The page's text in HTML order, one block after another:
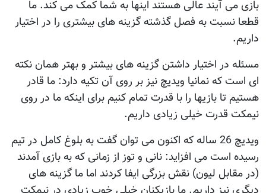
بازی می آیند عالی هستند اینها به شما کمک می کند. ما
قطعا نسبت به فصل گذشته گزینه های بیشتری را در اختیار
داریم.
مسئله در اختیار داشتن گزینه های بیشتر و بهتر همان نکته
ای است که نمانیا ویدیچ نیز بر روی آن تکیه دارد: ما قادر
هستیم تا بازیها را با قدرت تمام کنیم برای اینکه ما در روی
نیمکت قدرت خیلی زیادی داریم.
ویدیچ 26 ساله که اکنون می توان گفت به بلوغ کامل در تیم
رسیده است می افزاید: نانی و توز از زمانی که به بازی آمدند
(در مقابل لیون) نقش بزرگی ایفا کردند اما ما گزینه های